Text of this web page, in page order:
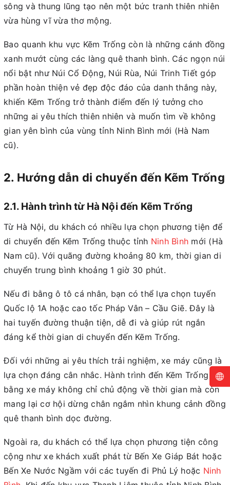
sông và thung lũng tạo nên một bức tranh thiên nhiên
vừa hùng vĩ vừa thơ mộng.
Bao quanh khu vực Kẽm Trống còn là những cánh đồng
xanh mướt cùng các làng quê thanh bình. Các ngọn núi
nổi bật như Núi Cổ Động, Núi Rùa, Núi Trinh Tiết góp
phần hoàn thiện vẻ đẹp độc đáo của danh thắng này,
khiến Kẽm Trống trở thành điểm đến lý tưởng cho
những ai yêu thích thiên nhiên và muốn tìm về không
gian yên bình của vùng tỉnh Ninh Bình mới (Hà Nam
cũ).
2. Hướng dẫn di chuyển đến Kẽm Trống
2.1. Hành trình từ Hà Nội đến Kẽm Trống
Từ Hà Nội, du khách có nhiều lựa chọn phương tiện để
di chuyển đến Kẽm Trống thuộc tỉnh Ninh Bình mới (Hà
Nam cũ). Với quãng đường khoảng 80 km, thời gian di
chuyển trung bình khoảng 1 giờ 30 phút.
Nếu đi bằng ô tô cá nhân, bạn có thể lựa chọn tuyến
Quốc lộ 1A hoặc cao tốc Pháp Vân – Cầu Giẽ. Đây là
hai tuyến đường thuận tiện, dễ đi và giúp rút ngắn
đáng kể thời gian di chuyển đến Kẽm Trống.
Đối với những ai yêu thích trải nghiệm, xe máy cũng là
lựa chọn đáng cân nhắc. Hành trình đến Kẽm Trống
bằng xe máy không chỉ chủ động về thời gian mà còn
mang lại cơ hội dừng chân ngắm nhìn khung cảnh đồng
quê thanh bình dọc đường.
Ngoài ra, du khách có thể lựa chọn phương tiện công
cộng như xe khách xuất phát từ Bến Xe Giáp Bát hoặc
Bến Xe Nước Ngầm với các tuyến đi Phủ Lý hoặc Ninh